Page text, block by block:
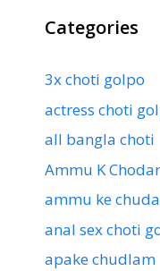
Categories
3x choti golpo
actress choti
all bangla choti
Ammu K
ammu ke
anal sex choti
apake chudlam